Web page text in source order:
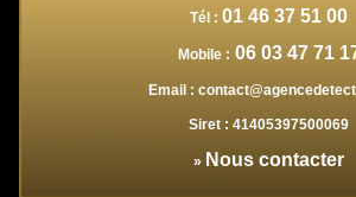
Tél : 01 46 37 51 00
Mobile : 06 03 47 71
Email :
Siret : 41405397500069
» Nous contacter